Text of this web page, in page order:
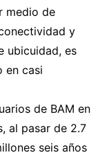
medio de
y
ubicuidad, es
en casi
de BAM en
al pasar de 2.7
seis años